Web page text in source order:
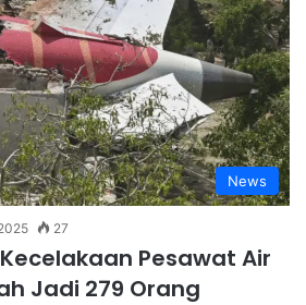
News
27
Pesawat Air
Jadi 279 Orang